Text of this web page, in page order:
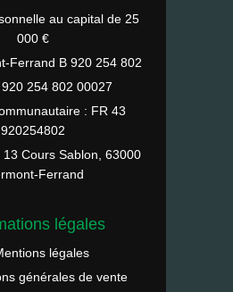
au capital de 25
000 €
Ferrand B 920 254 802
254 802 00027
: FR 43
920254802
13 Cours Sablon, 63000
Ferrand
légales
légales
générales de vente